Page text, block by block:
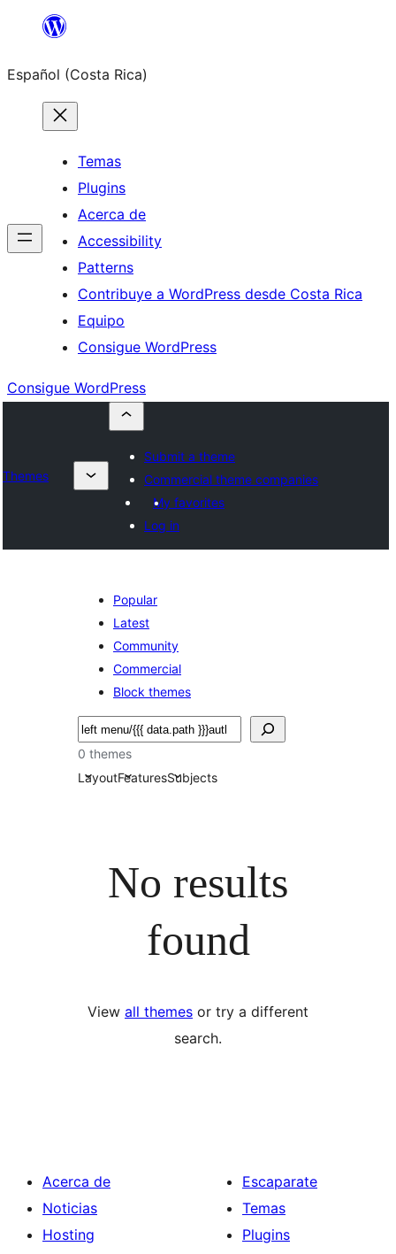
Saltar
contenido
Español (Costa Rica)
Temas
Plugins
Acerca de
Accessibility
Patterns
Contribuye a WordPress desde Costa Rica
Equipo
Consigue WordPress
Consigue WordPress
Themes
Submit a theme
Commercial theme companies
My favorites
Log in
Popular
Latest
Community
Commercial
Block themes
Buscar
0 themes
LayoutFeaturesSubjects
No results
found
View all themes or try a different
search.
Acerca de
Noticias
Hosting
Escaparate
Temas
Plugins